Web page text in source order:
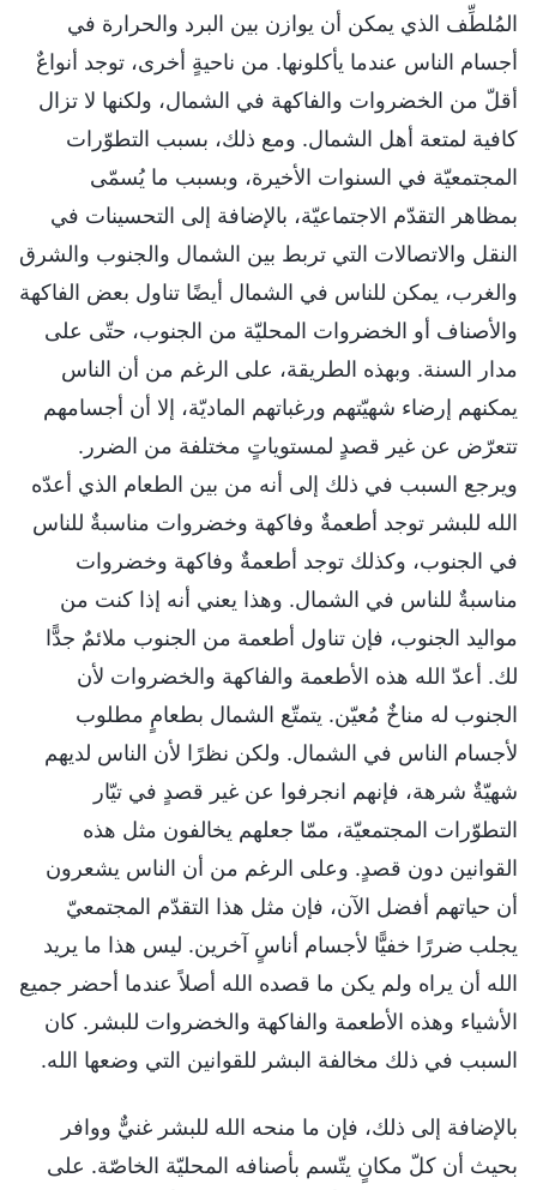
المُلطِّف الذي يمكن أن يوازن بين البرد والحرارة في
أجسام الناس عندما يأكلونها. من ناحيةٍ أخرى، توجد أنواعٌ
أقلّ من الخضروات والفاكهة في الشمال، ولكنها لا تزال
كافية لمتعة أهل الشمال. ومع ذلك، بسبب التطوّرات
المجتمعيّة في السنوات الأخيرة، وبسبب ما يُسمّى
بمظاهر التقدّم الاجتماعيّة، بالإضافة إلى التحسينات في
النقل والاتصالات التي تربط بين الشمال والجنوب والشرق
والغرب، يمكن للناس في الشمال أيضًا تناول بعض الفاكهة
والأصناف أو الخضروات المحليّة من الجنوب، حتّى على
مدار السنة. وبهذه الطريقة، على الرغم من أن الناس
يمكنهم إرضاء شهيّتهم ورغباتهم الماديّة، إلا أن أجسامهم
تتعرّض عن غير قصدٍ لمستوياتٍ مختلفة من الضرر.
ويرجع السبب في ذلك إلى أنه من بين الطعام الذي أعدّه
الله للبشر توجد أطعمةٌ وفاكهة وخضروات مناسبةٌ للناس
في الجنوب، وكذلك توجد أطعمةٌ وفاكهة وخضروات
مناسبةٌ للناس في الشمال. وهذا يعني أنه إذا كنت من
مواليد الجنوب، فإن تناول أطعمة من الجنوب ملائمٌ جدًّا
لك. أعدّ الله هذه الأطعمة والفاكهة والخضروات لأن
الجنوب له مناخٌ مُعيّن. يتمتّع الشمال بطعامٍ مطلوب
لأجسام الناس في الشمال. ولكن نظرًا لأن الناس لديهم
شهيّةٌ شرهة، فإنهم انجرفوا عن غير قصدٍ في تيّار
التطوّرات المجتمعيّة، ممّا جعلهم يخالفون مثل هذه
القوانين دون قصدٍ. وعلى الرغم من أن الناس يشعرون
أن حياتهم أفضل الآن، فإن مثل هذا التقدّم المجتمعيّ
يجلب ضررًا خفيًّا لأجسام أناسٍ آخرين. ليس هذا ما يريد
الله أن يراه ولم يكن ما قصده الله أصلاً عندما أحضر جميع
الأشياء وهذه الأطعمة والفاكهة والخضروات للبشر. كان
السبب في ذلك مخالفة البشر للقوانين التي وضعها الله.
بالإضافة إلى ذلك، فإن ما منحه الله للبشر غنيٌّ ووافر
بحيث أن كلّ مكانٍ يتّسم بأصنافه المحليّة الخاصّة. على